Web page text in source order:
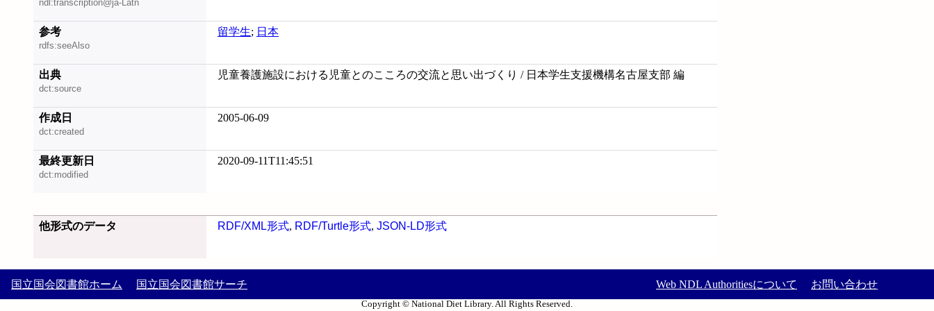
ndl:transcription@ja-Latn
参考
rdfs:seeAlso
留学生; 日本
出典
dct:source
児童養護施設における児童とのこころの交流と思い出づくり / 日本学生支援機構名古屋支部 編
作成日
dct:created
2005-06-09
最終更新日
dct:modified
2020-09-11T11:45:51
他形式のデータ RDF/XML形式, RDF/Turtle形式, JSON-LD形式
国立国会図書館ホーム 国立国会図書館サーチ Web NDL Authoritiesについて お問い合わせ
Copyright © National Diet Library. All Rights Reserved.